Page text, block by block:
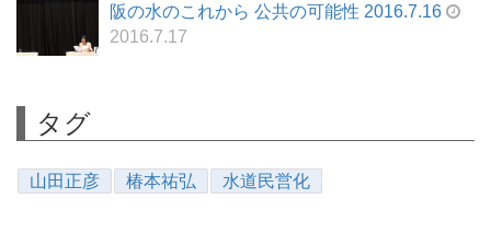
阪の水のこれから 公共の可能性 2016.7.16
2016.7.17
タグ
山田正彦 椿本祐弘 水道民営化